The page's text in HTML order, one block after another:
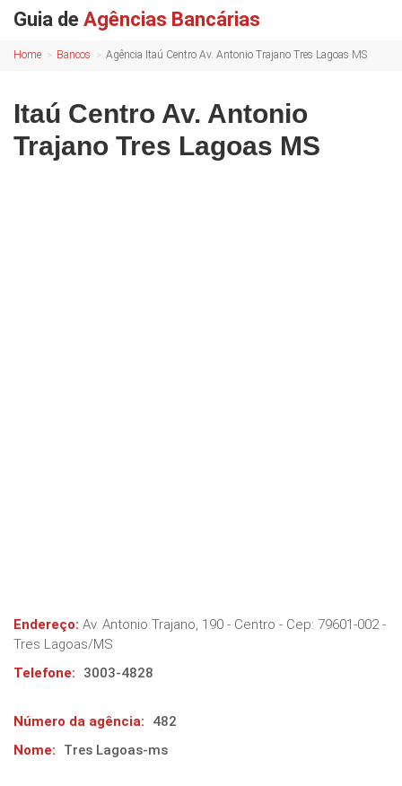
Guia de Agências Bancárias
Home Bancos Agência Itaú Centro Av. Antonio Trajano Tres Lagoas MS
Itaú Centro Av. Antonio
Trajano Tres Lagoas MS
Endereço: Av. Antonio Trajano, 190 - Centro - Cep: 79601-002-
Tres Lagoas/MS
Telefone:
3003-4828
Número da agência:
482
Nome:
Tres Lagoas-ms